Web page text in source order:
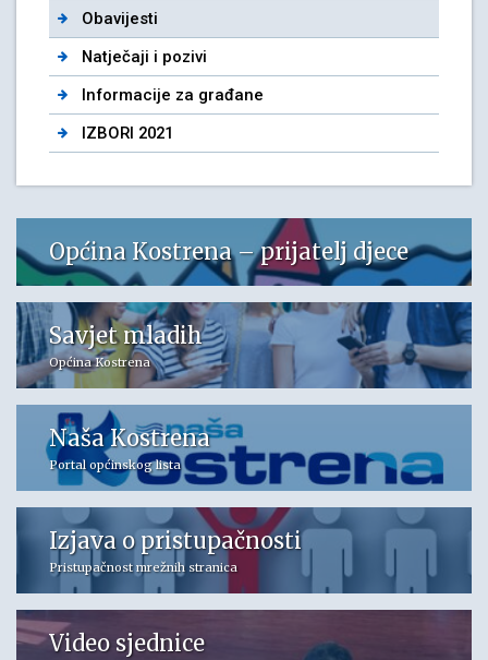
Obavijesti
Natječaji i pozivi
Informacije za građane
IZBORI 2021
Općina Kostrena – prijatelj djece
Savjet mladih
Općina Kostrena
Naša Kostrena
Portal općinskog lista
Izjava o pristupačnosti
Pristupačnost mrežnih stranica
Video sjednice